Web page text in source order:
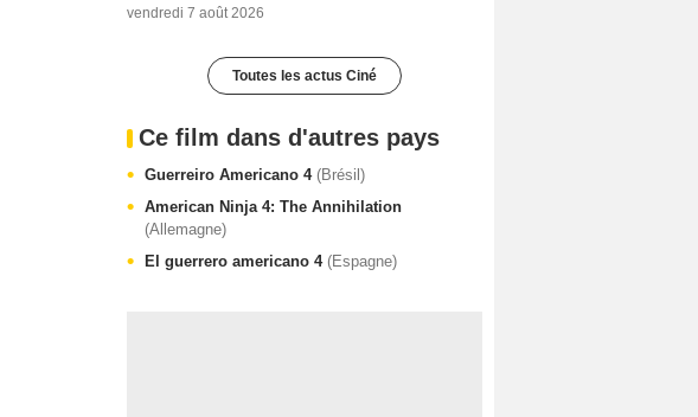
vendredi 7 août 2026
Toutes les actus Ciné
Ce film dans d'autres pays
Guerreiro Americano 4 (Brésil)
American Ninja 4: The Annihilation
(Allemagne)
El guerrero americano 4 (Espagne)